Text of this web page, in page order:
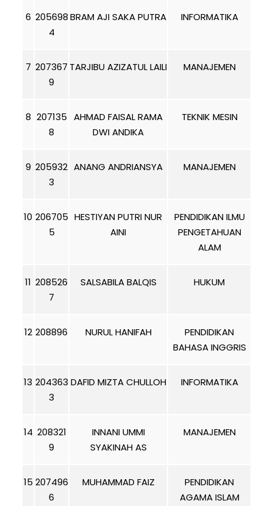
6 205698
4
BRAM AJI SAKA PUTRA INFORMATIKA
7 207367
9
TARJIBU AZIZATUL LAILI MANAJEMEN
8 207135
8
AHMAD FAISAL RAMA
DWI ANDIKA
TEKNIK MESIN
9 205932
3
ANANG ANDRIANSYA MANAJEMEN
10 206705
5
HESTIYAN PUTRI NUR
AINI
PENDIDIKAN ILMU
PENGETAHUAN
ALAM
11 208526
7
SALSABILA BALQIS HUKUM
12 208896 NURUL HANIFAH
PENDIDIKAN
BAHASA INGGRIS
13 204363
3
DAFID MIZTA CHULLOH INFORMATIKA
14 208321
9
INNANI UMMI
SYAKINAH AS
MANAJEMEN
15 207496
6
MUHAMMAD FAIZ
PENDIDIKAN
AGAMA ISLAM